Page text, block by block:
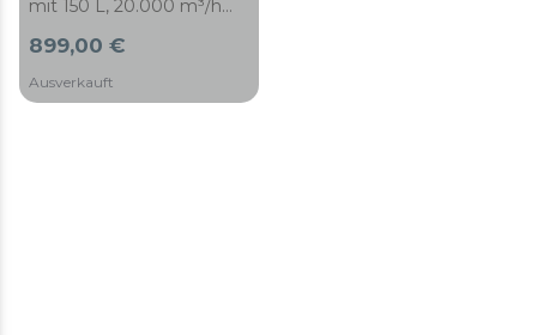
mit 150 L, 20.000 m³/h
Leistung, 3
Geschwindigkeitsstufen,
Fernbedienung sowie
899,00 €
Ausverkauft